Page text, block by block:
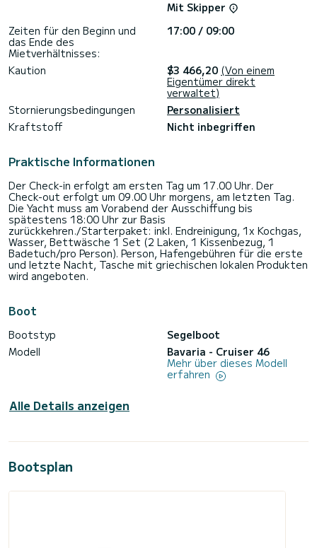
Plattform senden. Ein SamBoat-Berater beantwortet Ihre
Mit Skipper
Zeiten für den Beginn und
das Ende des
Mietverhältnisses:
17:00 / 09:00
Kaution $3 466,20 (Von einem
Eigentümer direkt
verwaltet)
Stornierungsbedingungen
Personalisiert
Kraftstoff
Nicht inbegriffen
Praktische Informationen
Der Check-in erfolgt am ersten Tag um 17.00 Uhr. Der
Check-out erfolgt um 09.00 Uhr morgens, am letzten Tag.
Die Yacht muss am Vorabend der Ausschiffung bis
spätestens 18:00 Uhr zur Basis
zurückkehren./Starterpaket: inkl. Endreinigung, 1x Kochgas,
Wasser, Bettwäsche 1 Set (2 Laken, 1 Kissenbezug, 1
Badetuch/pro Person). Person, Hafengebühren für die erste
und letzte Nacht, Tasche mit griechischen lokalen Produkten
wird angeboten.
Boot
Bootstyp
Segelboot
Modell
Bavaria - Cruiser 46
Mehr über dieses Modell
erfahren
Alle Details anzeigen
Bootsplan